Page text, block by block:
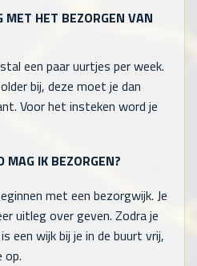
MET HET BEZORGEN VAN
een paar uurtjes per week.
bij, deze moet je dan
Voor het insteken word je
MAG IK BEZORGEN?
met een bezorgwijk. Je
uitleg over geven. Zodra je
een wijk bij je in de buurt vrij,
op.